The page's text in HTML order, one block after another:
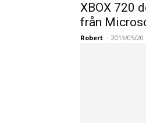
XBOX 720
från
Robert - 2013/05/20